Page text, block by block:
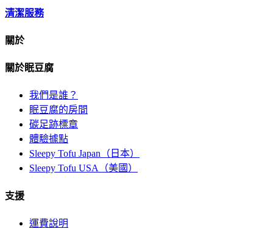
清潔服務
關於
關於眠豆腐
我們是誰？
眠豆腐的房間
碳足跡標章
體驗據點
Sleepy Tofu Japan（日本）
Sleepy Tofu USA（美國）
支援
運費說明